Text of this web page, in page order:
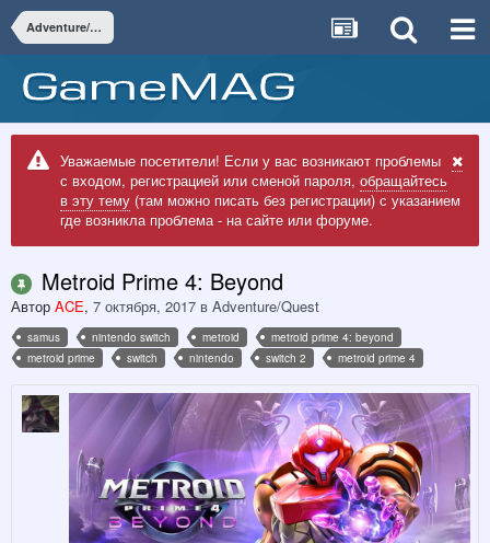
Adventure/Quest
Уважаемые посетители! Если у вас возникают проблемы
с входом, регистрацией или сменой пароля, обращайтесь
в эту тему (там можно писать без регистрации) с указанием
где возникла проблема - на сайте или форуме.
Metroid Prime 4: Beyond
Автор ACE, 7 октября, 2017 в Adventure/Quest
samus nintendo switch metroid
metroid prime 4: beyond
metroid prime
switch nintendo switch 2 metroid prime 4